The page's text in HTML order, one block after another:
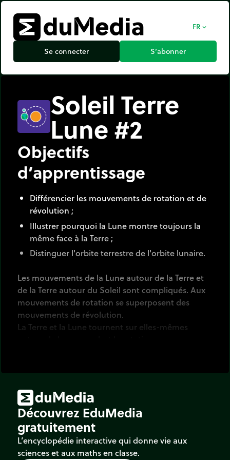
FR expand_more
Se connecter S’abonner
Soleil Terre
Lune #2
Objectifs
d’apprentissage
Différencier les mouvements de rotation et de
révolution ;
Illustrer pourquoi la Lune montre toujours la
même face à la Terre ;
Distinguer l'orbite terrestre de l'orbite lunaire.
Les mouvements de la Lune autour de la Terre et
de la Terre autour du Soleil sont compliqués. Aux
mouvements de rotation se superposent des
mouvements de révolution.
La Terre et la Lune tournent sur elles-mêmes
La rotation de la Terre (24h) explique l'alternance
jour/nuit.
La révolution de la Terre autour du Soleil (365,25
jours), associée à l'inclinaison de son axe de
rotation (non illustré ici), explique l'alternance des
saisons.
Découvrez EduMedia
gratuitement
L’encyclopédie interactive qui donne vie aux
sciences et aux maths en classe.